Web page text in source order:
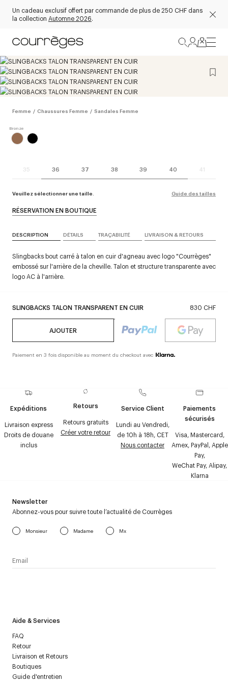
Un cadeau exclusif offert par commande de plus de 250 CHF dans
la collection Automne 2026.
Femme / Chaussures Femme / Sandales Femme
35 36 37 38 39 40 41
Veuillez sélectionner une taille. Guide des tailles
SLINGBACKS TALON TRANSPARENT EN CUIR 830 CHF
AJOUTER
Paiement en 3 fois disponible au moment du checkout avec
RÉSERVATION EN BOUTIQUE
DESCRIPTION DÉTAILS TRAÇABILITÉ LIVRAISON & RETOURS
Slingbacks bout carré à talon en cuir d'agneau avec logo "Courrèges"
embossé sur l'arrière de la cheville. Talon et structure transparente avec
logo AC à l'arrière.
Expéditions
Livraison express
Droits de douane
inclus
Retours
Retours gratuits
Créer votre retour
Service Client
Lundi au Vendredi,
de 10h à 18h, CET
Nous contacter
Paiements
sécurisés
Visa, Mastercard,
Amex, PayPal, Apple
Pay,
WeChat Pay, Alipay,
Klarna
Aide & Services
FAQ
Retour
Livraison et Retours
Boutiques
Guide d'entretien
Newsletter
Abonnez-vous pour suivre toute l’actualité de Courrèges
Monsieur Madame Mx